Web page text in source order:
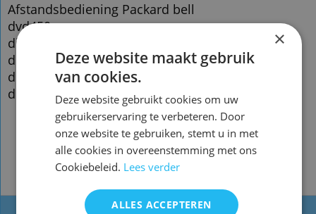
Afstandsbediening Packard bell
dvd450 pro
divx450
divx460
divx350
divx300
×
Deze website maakt gebruik
van cookies.
Deze website gebruikt cookies om uw
gebruikerservaring te verbeteren. Door
onze website te gebruiken, stemt u in met
alle cookies in overeenstemming met ons
Cookiebeleid. Lees verder
ALLES ACCEPTEREN